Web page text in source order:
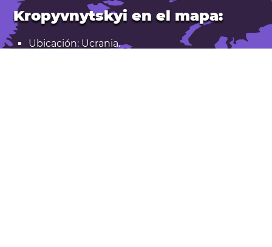
Kropyvnytskyi en el mapa:
Ubicación: Ucrania.